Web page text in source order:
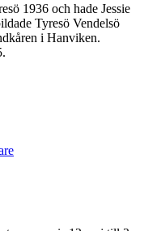
1936 och hade Jessie
Tyresö Vendelsö
i Hanviken.